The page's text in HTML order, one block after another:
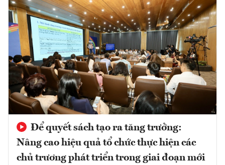
Để quyết sách tạo ra tăng trưởng:
Nâng cao hiệu quả tổ chức thực hiện các
chủ trương phát triển trong giai đoạn mới